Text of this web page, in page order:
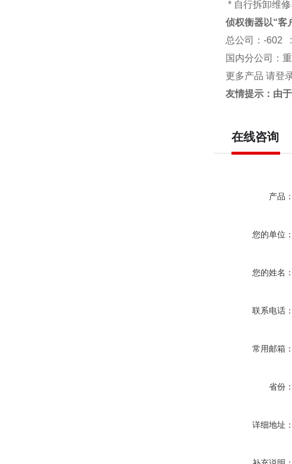
* 自行拆卸维修
侦权衡器以“客
总公司
：-602
国内分公司：
更多产品 请登
友情提示：由
在线咨询
产品：
您的单位：
您的姓名：
联系电话：
常用邮箱：
省份：
详细地址：